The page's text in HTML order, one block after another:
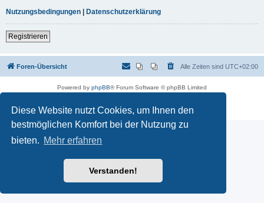
Diese Website nutzt Cookies, um Ihnen den
bestmöglichen Komfort bei der Nutzung zu
bieten. Mehr erfahren
Verstanden!
Nutzungsbedingungen | Datenschutzerklärung
Registrieren
Foren-Übersicht Alle Zeiten sind UTC+02:00
Powered by phpBB® Forum Software © phpBB Limited
Datenschutz|Nutzungsbedingungen